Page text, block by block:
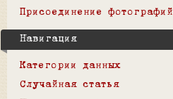
Присоединение фотографий
Навигация
Категории данных
Случайная статья